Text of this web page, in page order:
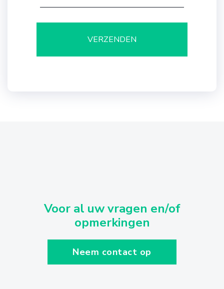
Voor al uw vragen en/of
opmerkingen
Neem contact op